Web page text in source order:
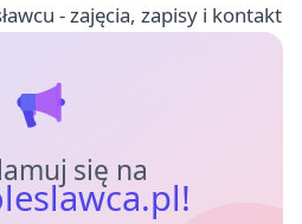
- zajęcia, zapisy i kontakt
się na